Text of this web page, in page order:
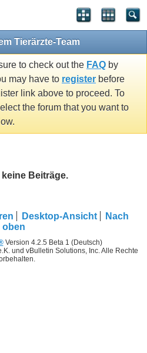
Tierärzte-Team
to check out the FAQ by
may have to register before
link above to proceed. To
the forum that you want to
Beiträge.
Desktop-Ansicht
Nach
oben
Version 4.2.5 Beta 1 (Deutsch)
und vBulletin Solutions, Inc. Alle Rechte